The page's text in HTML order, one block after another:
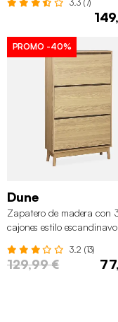
3.3 (7)
PROMO -40%
Dune
Zapatero de madera con
cajones estilo escandinavo
3.2 (13)
129,99 €